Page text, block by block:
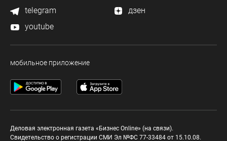
telegram
дзен
youtube
мобильное приложение
Деловая электронная газета «Бизнес Online» (на связи).
Свидетельство о регистрации СМИ Эл №ФС 77-33484 от 15.10.08.